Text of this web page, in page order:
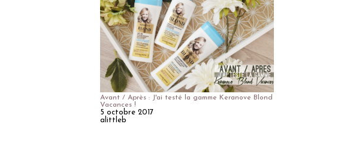
Avant / Après : J'ai testé la gamme Keranove Blond
Vacances !
5 octobre 2017
alittleb